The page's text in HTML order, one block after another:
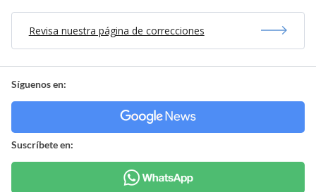
Revisa nuestra página de correcciones
Síguenos en:
Suscríbete en: